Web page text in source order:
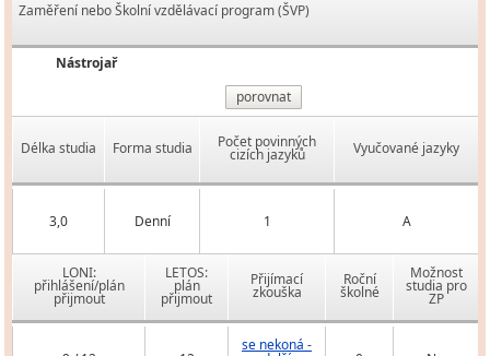
Zaměření nebo Školní vzdělávací program (ŠVP)
Nástrojař
porovnat
Délka studia Forma studia Počet povinných
cizích jazyků Vyučované jazyky
3,0 Denní 1 A
LONI:
přihlášení/plán
přijmout
LETOS:
plán
přijmout
Přijímací
zkouška
Roční
školné
Možnost
studia pro
ZP
se nekoná -